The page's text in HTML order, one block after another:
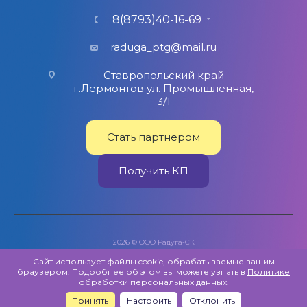
8(8793)40-16-69
raduga_ptg@mail.ru
Ставропольский край
г.Лермонтов ул. Промышленная,
3/1
Стать партнером
Получить КП
2026 © ООО Радуга-СК
Политика обработки персональных данных
Публичная оферта
Создано вГИПЕРКУБ®
Сайт использует файлы cookie, обрабатываемые вашим
браузером. Подробнее об этом вы можете узнать в Политике
обработки персональных данных.
Принять
Настроить Отклонить